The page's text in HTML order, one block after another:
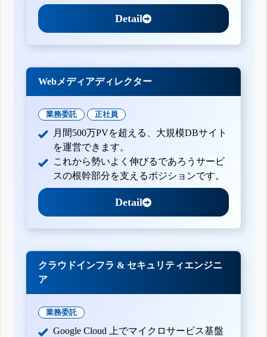
Detail
Webメディアディレクター
業務委託 正社員
月間500万PVを超える、大規模DBサイト
を運営できます。
これから勢いよく伸びるであろうサービ
スの根幹部分を支えるポジションです。
Detail
クラウドインフラ & セキュリティエンジニ
ア
業務委託
Google Cloud 上でマイクロサービス基盤